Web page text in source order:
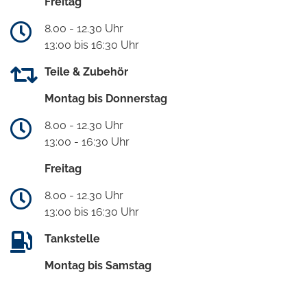
8.00 - 12.30 Uhr
13:00 bis 16:30 Uhr
Teile & Zubehör
Montag bis Donnerstag
8.00 - 12.30 Uhr
13:00 - 16:30 Uhr
Freitag
8.00 - 12.30 Uhr
13:00 bis 16:30 Uhr
Tankstelle
Montag bis Samstag